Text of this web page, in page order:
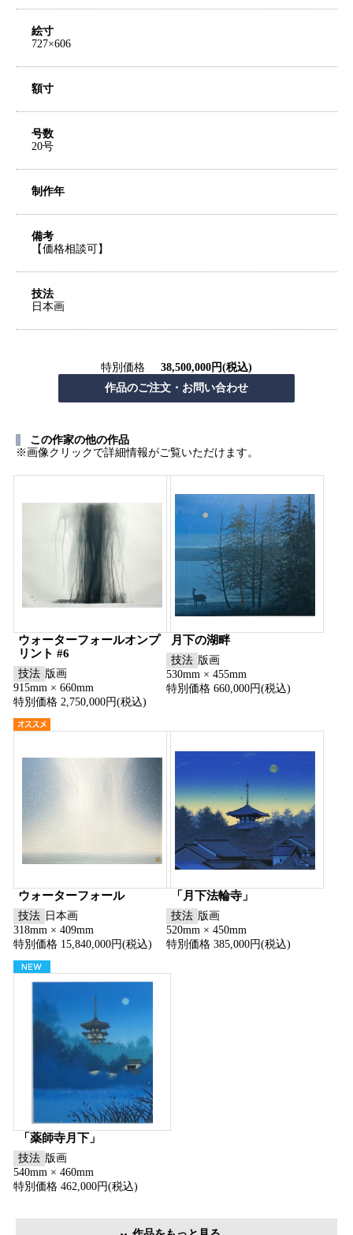
絵寸
727×606
額寸
号数
20号
制作年
備考
【価格相談可】
技法
日本画
特別価格 38,500,000円(税込)
この作家の他の作品
※画像クリックで詳細情報がご覧いただけます。
ウォーターフォールオンプ
リント #6
技法 版画
915mm × 660mm
特別価格 2,750,000円(税込)
月下の湖畔
技法 版画
530mm × 455mm
特別価格 660,000円(税込)
ウォーターフォール
技法 日本画
318mm × 409mm
特別価格 15,840,000円(税込)
「月下法輪寺」
技法 版画
520mm × 450mm
特別価格 385,000円(税込)
「薬師寺月下」
技法 版画
540mm × 460mm
特別価格 462,000円(税込)